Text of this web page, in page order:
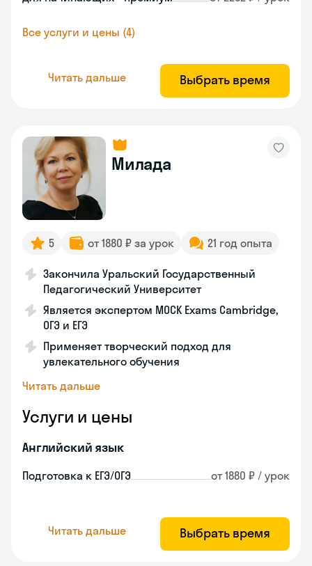
Все услуги и цены (4)
Читать дальше Выбрать время
Милада
5 от 1880 ₽ за урок 21 год опыта
Закончила Уральский Государственный
Педагогический Университет
Является экспертом MOCK Exams Cambridge,
ОГЭ и ЕГЭ
Применяет творческий подход для
увлекательного обучения
Читать дальше
Услуги и цены
Английский язык
Подготовка к ЕГЭ/ОГЭ от 1880 ₽ / урок
Читать дальше Выбрать время